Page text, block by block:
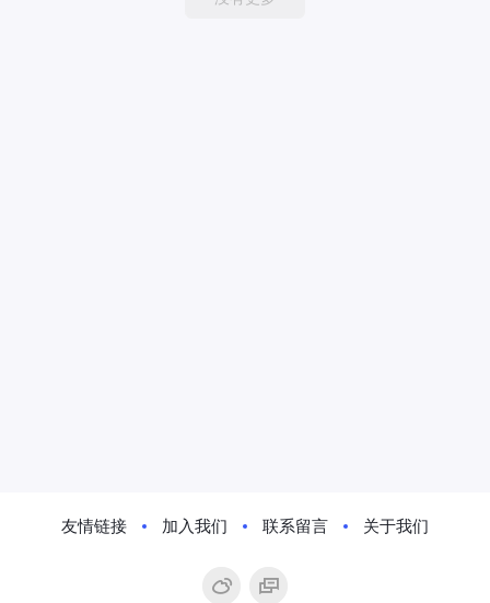
友情链接 加入我们 联系留言 关于我们